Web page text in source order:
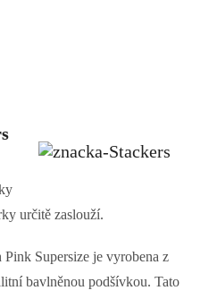
určitě zaslouží.
Supersize je vyrobena z
bavlněnou podšívkou. Tato